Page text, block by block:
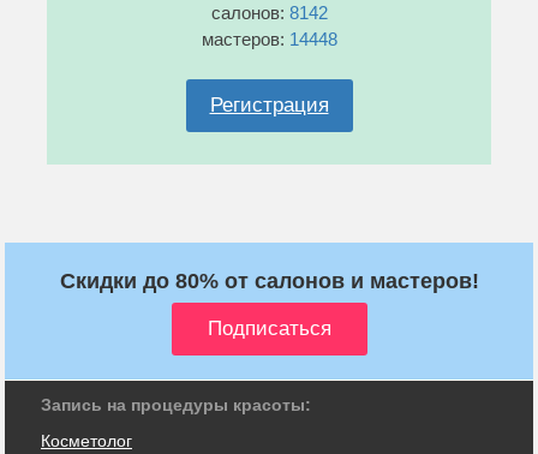
салонов: 8142
мастеров: 14448
Регистрация
Скидки до 80% от салонов и мастеров!
Запись на процедуры красоты:
Косметолог